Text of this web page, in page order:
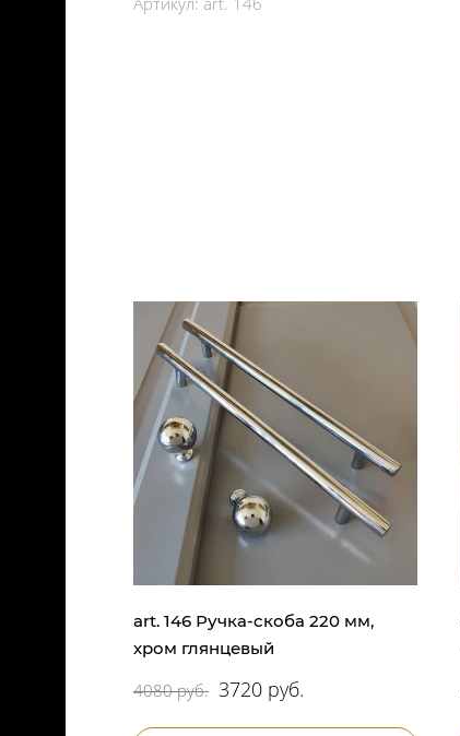
art. 146 Ручка-скоба 220 мм,
хром глянцевый
4080 руб. 3720 руб.